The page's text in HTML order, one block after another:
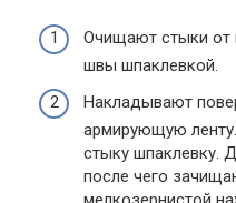
Очищают стыки от
швы шпаклевкой.
Накладывают
армирующую
стыку шпаклевку.
после чего